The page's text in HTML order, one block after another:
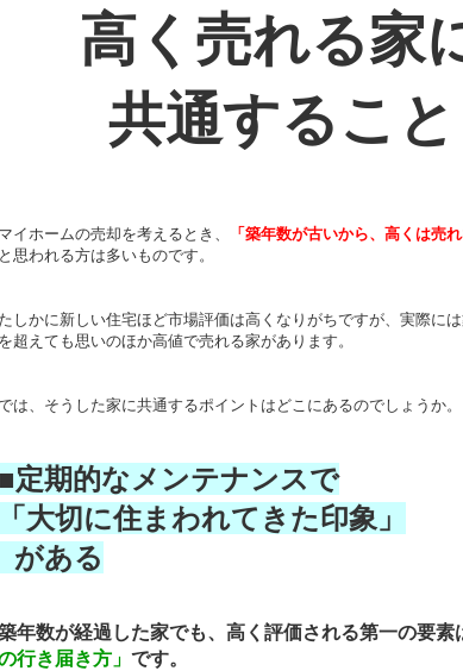
高く売れる家
共通すること
マイホームの売却を考えるとき、
「築年数が古いから、高くは売れ
と思われる方は多いものです。
たしかに新しい住宅ほど市場評価は高くなりがちですが、実際に
を超えても思いのほか高値で売れる家があります。
は、そうした家に共通するポイントはどこにあるのでしょうか。
■定期的なメンテナンスで
「大切に住まわれてきた印象」
がある
年数が経過した家でも、高く評価される第一の要素
行き届き方」 です。